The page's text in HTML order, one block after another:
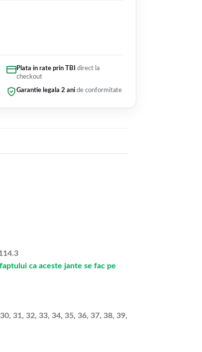
Plata in rate prin TBI
direct la
checkout
Garantie legala 2 ani de conformitate
ca aceste jante se fac pe
31, 32, 33, 34, 35, 36, 37, 38, 39,